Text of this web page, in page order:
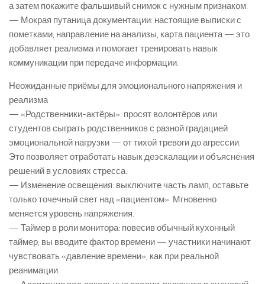
а затем покажите фальшивый снимок с нужным признаком.
— Мокрая путаница документации: настоящие выписки с
пометками, направление на анализы, карта пациента — это
добавляет реализма и помогает тренировать навык
коммуникации при передаче информации.
Неожиданные приёмы для эмоционального напряжения и
реализма
— «Родственники-актёры»: просят волонтёров или
студентов сыграть родственников с разной градацией
эмоциональной нагрузки — от тихой тревоги до агрессии.
Это позволяет отработать навык деэскалации и объяснения
решений в условиях стресса.
— Изменение освещения: выключите часть ламп, оставьте
только точечный свет над «пациентом». Мгновенно
меняется уровень напряжения.
— Таймер в роли монитора: повесив обычный кухонный
таймер, вы вводите фактор времени — участники начинают
чувствовать «давление времени», как при реальной
реанимации.